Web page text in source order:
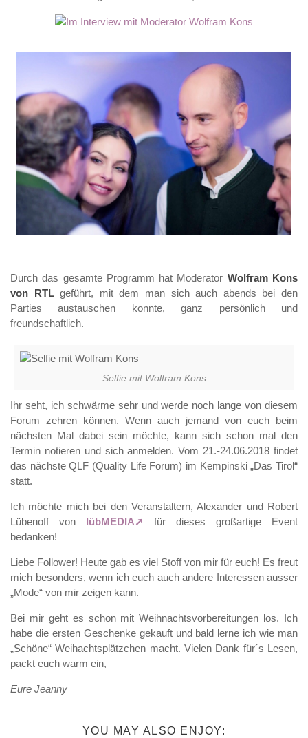
Durch das gesamte Programm hat Moderator Wolfram Kons
von RTLgeführt, mit dem man sich auch abends bei den
Parties austauschen konnte, ganz persönlich und
freundschaftlich.
Selfie mit Wolfram Kons
Ihr seht, ich schwärme sehr und werde noch lange von diesem
Forum zehren können. Wenn auch jemand von euch beim
nächsten Mal dabei sein möchte, kann sich schon mal den
Termin notieren und sich anmelden. Vom 21.-24.06.2018 findet
das nächste QLF (Quality Life Forum) im Kempinski „Das Tirol“
statt.
Ich möchte mich bei den Veranstaltern, Alexander und Robert
Lübenoff von lübMEDIA
für dieses großartige Event
bedanken!
Liebe Follower! Heute gab es viel Stoff von mir für euch! Es freut
mich besonders, wenn ich euch auch andere Interessen ausser
„Mode“ von mir zeigen kann.
Bei mir geht es schon mit Weihnachtsvorbereitungen los. Ich
habe die ersten Geschenke gekauft und bald lerne ich wie man
„Schöne“ Weihachtsplätzchen macht. Vielen Dank für´s Lesen,
packt euch warm ein,
Eure Jeanny
YOU MAY ALSO ENJOY: